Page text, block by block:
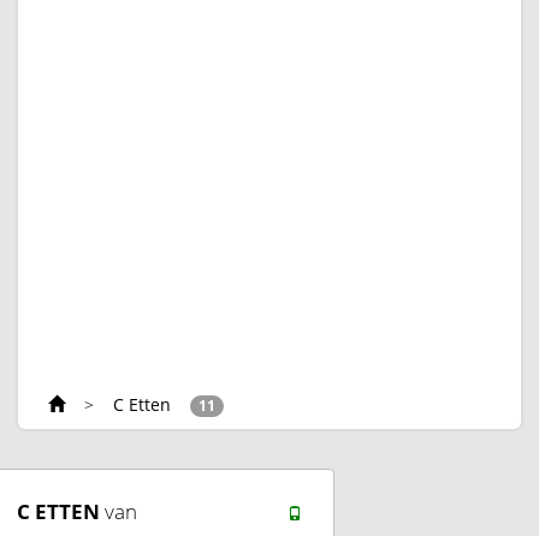
> C Etten 11
C ETTEN van